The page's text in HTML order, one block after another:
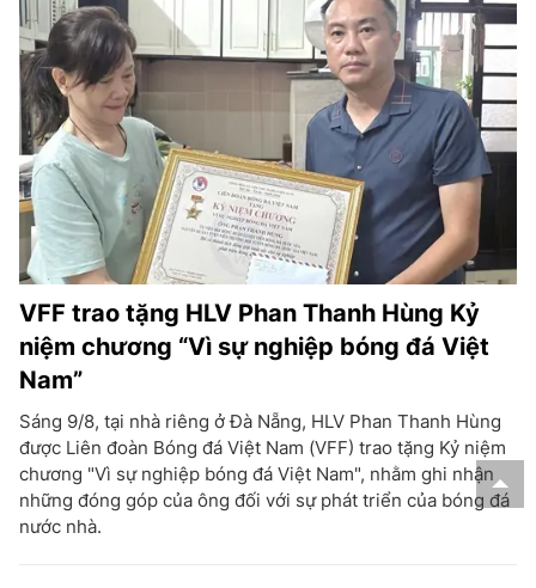
VFF trao tặng HLV Phan Thanh Hùng Kỷ
niệm chương “Vì sự nghiệp bóng đá Việt
Nam”
Sáng 9/8, tại nhà riêng ở Đà Nẵng, HLV Phan Thanh Hùng
được Liên đoàn Bóng đá Việt Nam (VFF) trao tặng Kỷ niệm
chương "Vì sự nghiệp bóng đá Việt Nam", nhằm ghi nhận
những đóng góp của ông đối với sự phát triển của bóng đá
nước nhà.